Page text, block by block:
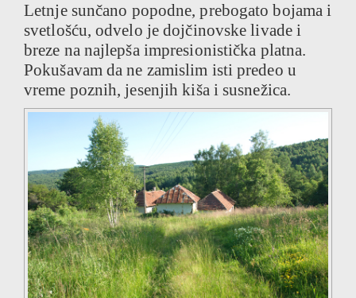
Letnje sunčano popodne, prebogato bojama i
svetlošću, odvelo je dojčinovske livade i
breze na najlepša impresionistička platna.
Pokušavam da ne zamislim isti predeo u
vreme poznih, jesenjih kiša i susnežica.